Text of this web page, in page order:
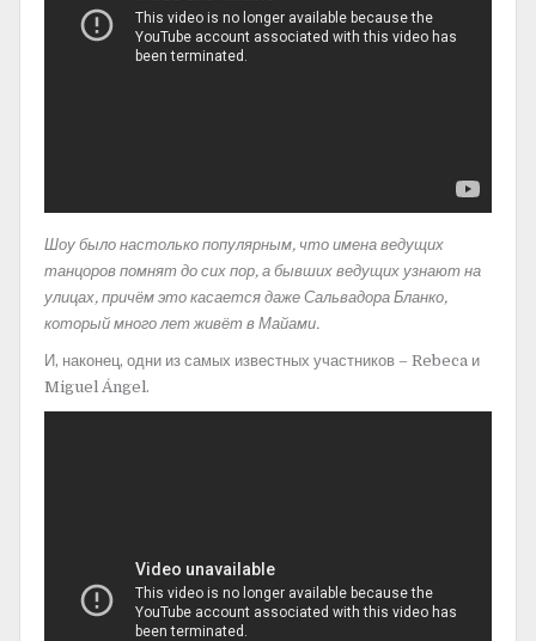
Шоу было настолько популярным, что имена ведущих
танцоров помнят до сих пор, а бывших ведущих узнают на
улицах, причём это касается даже Сальвадора Бланко,
который много лет живёт в Майами.
И, наконец, одни из самых известных участников – Rebeca и
Miguel Ángel.